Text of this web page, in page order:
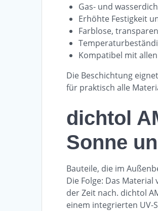
Gas- und
Erhöhte Festigkeit
Farblose,
Kompatibel mit
Die Beschichtung
für praktisch alle
dichtol
Sonne
Bauteile, die im
Die Folge: Das
der Zeit nach. dichtol
einem integrierten UV-